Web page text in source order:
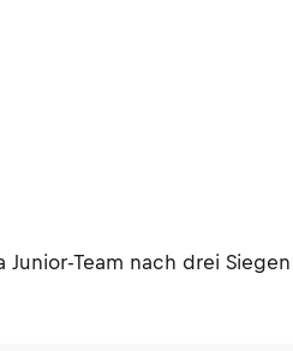
Team nach drei